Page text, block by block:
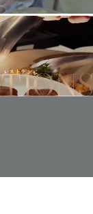
レストランに